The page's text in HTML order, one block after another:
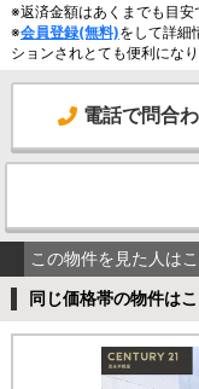
※返済金額はあくまでも目安
※会員登録(無料)をして詳細
ションされとても便利になり
電話で問合
この物件を見た人は
同じ価格帯の物件は